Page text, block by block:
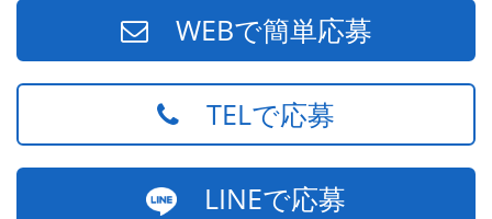
WEBで簡単応募
TELで応募
LINEで応募